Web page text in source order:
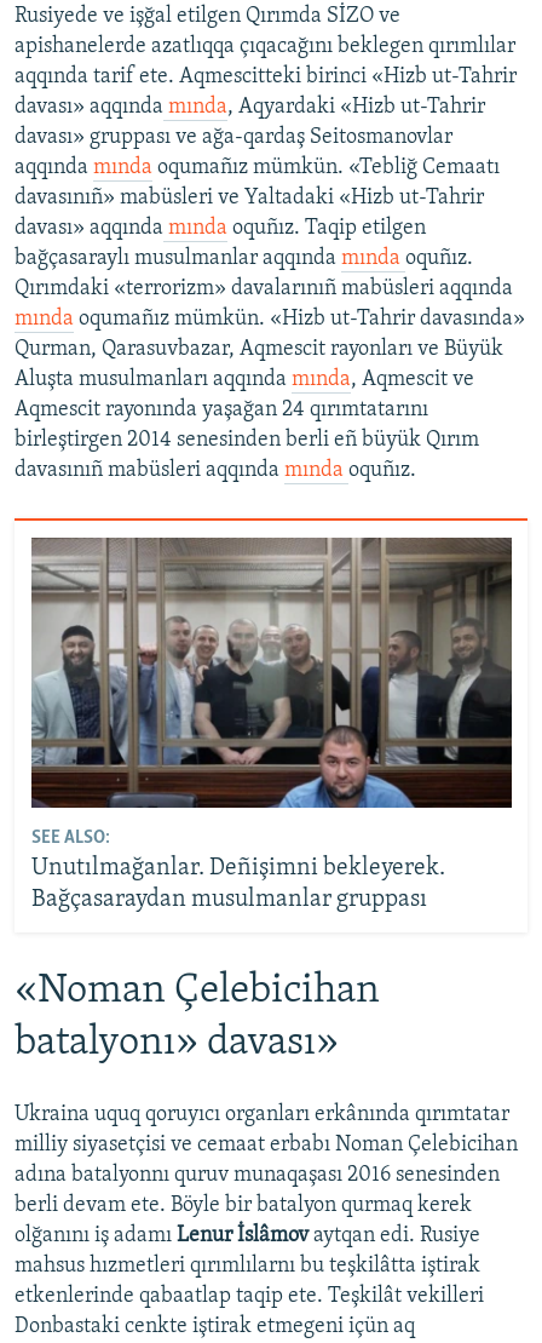
Rusiyede ve işğal etilgen Qırımda SİZO ve
apishanelerde azatlıqqa çıqacağını beklegen qırımlılar
aqqında tarif ete. Aqmescitteki birinci «Hizb ut-Tahrir
davası» aqqında mında, Aqyardaki «Hizb ut-Tahrir
davası» gruppası ve ağa-qardaş Seitosmanovlar
aqqında mında oqumañız mümkün. «Tebliğ Cemaatı
davasınıñ» mabüsleri ve Yaltadaki «Hizb ut-Tahrir
davası» aqqında mında oquñız. Taqip etilgen
bağçasaraylı musulmanlar aqqında mında oquñız.
Qırımdaki «terrorizm» davalarınıñ mabüsleri aqqında
mında oqumañız mümkün. «Hizb ut-Tahrir davasında»
Qurman, Qarasuvbazar, Aqmescit rayonları ve Büyük
Aluşta musulmanları aqqında mında, Aqmescit ve
Aqmescit rayonında yaşağan 24 qırımtatarını
birleştirgen 2014 senesinden berli eñ büyük Qırım
davasınıñ mabüsleri aqqında mında oquñız.
SEE ALSO:
Unutılmağanlar. Deñişimni bekleyerek.
Bağçasaraydan musulmanlar gruppası
«Noman Çelebicihan
batalyonı» davası»
Ukraina uquq qoruyıcı organları erkânında qırımtatar
milliy siyasetçisi ve cemaat erbabı Noman Çelebicihan
adına batalyonnı quruv munaqaşası 2016 senesinden
berli devam ete. Böyle bir batalyon qurmaq kerek
olğanını iş adamı Lenur İslâmovaytqan edi. Rusiye
mahsus hızmetleri qırımlılarnı bu teşkilâtta iştirak
etkenlerinde qabaatlap taqip ete. Teşkilât vekilleri
Donbastaki cenkte iştirak etmegeni içün aq